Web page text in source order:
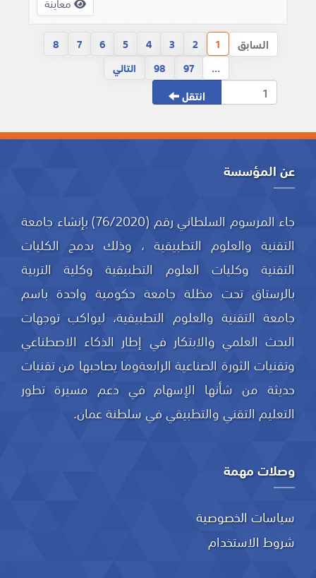
السابق 1
2
3
4
5
6
7
8
...
97
98 التالي
انتقل
عن المؤسسة
جاء المرسوم السلطاني رقم (76/2020) بإنشاء جامعة
التقنية والعلوم التطبيقية ، وذلك بدمج الكليات
التقنية وكليات العلوم التطبيقية وكلية التربية
بالرستاق تحت مظلة جامعة حكومية واحدة باسم
جامعة التقنية والعلوم التطبيقية، ليواكب توجهات
البحث العلمي والابتكار في إطار الذكاء الاصطناعي
وتقنيات الثورة الصناعية الرابعةوما يصاحبها من تقنيات
حديثة من شأنها الإسهام في دعم مسيرة تطور
التعليم التقني والتطبيقي في سلطنة عمان.
وصلات مهمة
سياسات الخصوصية
شروط الاستخدام